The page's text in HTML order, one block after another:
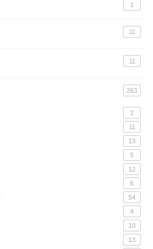
1
11
11
263
2
11
13
5
12
6
54
4
10
13